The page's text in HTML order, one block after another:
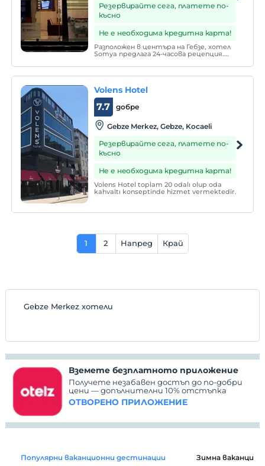
Резервирайте сега, платете по-
късно
Не е необходима кредитна карта!
Разположен в центъра на Гебзе, хотел
Somya предлага 24-часова рецепция.
безплатен Wi-Fi достъп. Стаите в
хотел Somya разполагат с паркет,
телевизия.
Volens Hotel
добре
7.7
Gebze Merkez, Gebze, Kocaeli
Резервирайте сега, платете по-
късно
Не е необходима кредитна карта!
Volens Hotel toplam 20 odalı olup oda
kahvaltı konseptinde hizmet vermektedir.
1 2 Напред Край
Gebze Merkez хотели
Вземете безплатното приложение
Получете незабавен достъп до по-добри
цени — допълнителни 10% отстъпка
ОТВОРЕНО ПРИЛОЖЕНИЕ
Популярни ваканционни дестинации Зимна ваканция